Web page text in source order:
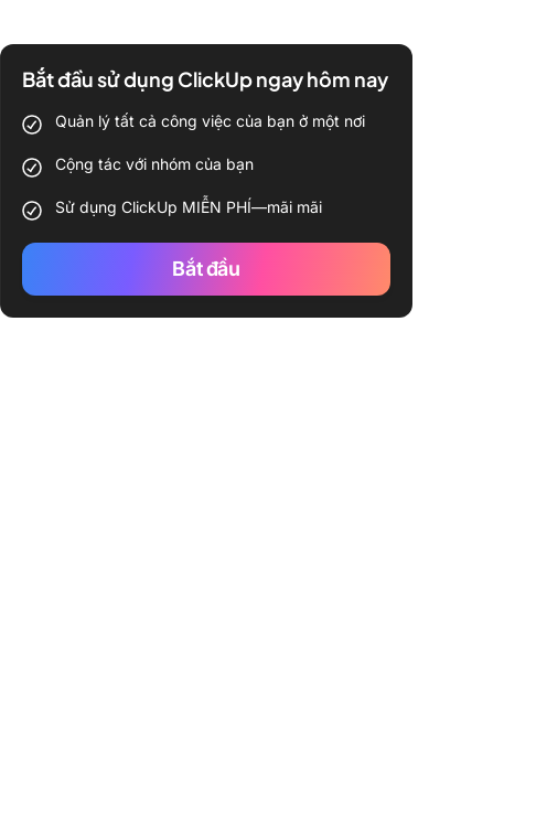
Bắt đầu sử dụng ClickUp ngay hôm nay
Quản lý tất cả công việc của bạn ở một nơi
Cộng tác với nhóm của bạn
Sử dụng ClickUp MIỄN PHÍ—mãi mãi
Bắt đầu